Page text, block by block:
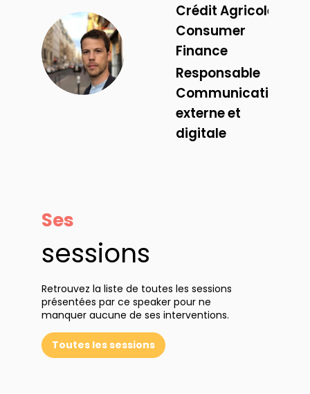
SM
Crédit Agricole
Consumer
Finance
Responsable
Communication
externe et
digitale
Ses
sessions
Retrouvez la liste de toutes les sessions
présentées par ce speaker pour ne
manquer aucune de ses interventions.
Toutes les sessions